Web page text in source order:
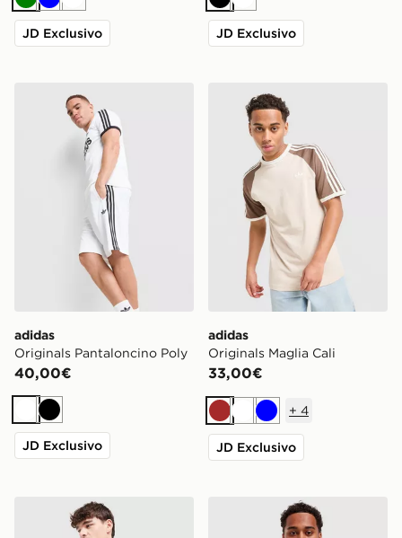
Verde
BluBianco
JD Exclusivo
NeroBianco
JD Exclusivo
adidas Originals Pantaloncino Poly
adidas
Originals Pantaloncino Poly
40,00€
Bianco
Nero
JD Exclusivo
adidas Originals Maglia Cali
adidas
Originals Maglia Cali
33,00€
Marrone
Bianco
Blu
+ 4
JD Exclusivo
adidas Originals Maglia Cali adidas Originals Maglia Cali